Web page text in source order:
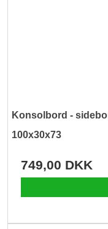
Konsolbord -
100x30x73
749,00 DKK